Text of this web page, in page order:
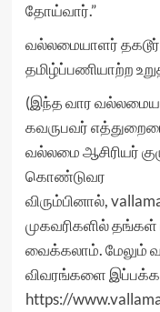
தோய்வார்.”
வல்லமையாளர் தகடூர்
தமிழ்ப்பணியாற்ற
(இந்த வார
கவருபவர்
வல்லமை ஆசிரியர்
கொண்டுவர
விரும்பினால்,
முகவரிகளில் தங்கள்
வைக்கலாம். மேலும்
விவரங்களை
https://